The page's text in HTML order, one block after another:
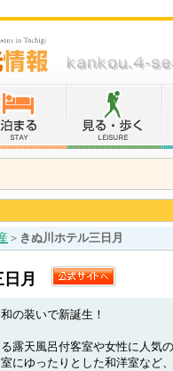
＞ きぬ川ホテル三日月
月
の装いで新誕生！
露天風呂付客室や女性に人気
にゆったりとした和洋室など